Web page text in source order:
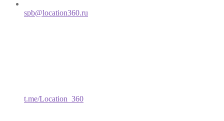
spb@location360.ru
t.me/Location_360